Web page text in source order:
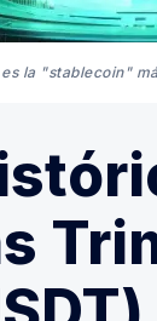
la "stablecoin"